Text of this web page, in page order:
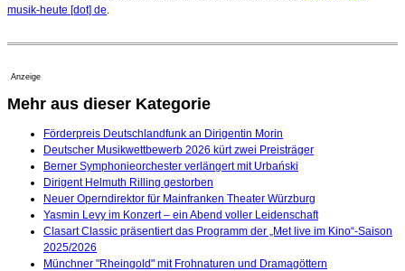
musik-heute [dot] de
Anzeige
Mehr aus dieser Kategorie
Förderpreis Deutschlandfunk an Dirigentin Morin
Deutscher Musikwettbewerb 2026 kürt zwei Preisträger
Berner Symphonieorchester verlängert mit Urbański
Dirigent Helmuth Rilling gestorben
Neuer Operndirektor für Mainfranken Theater Würzburg
Yasmin Levy im Konzert – ein Abend voller Leidenschaft
Clasart Classic präsentiert das Programm der „Met live im Kino“-Saison
2025/2026
Münchner "Rheingold" mit Frohnaturen und Dramagöttern